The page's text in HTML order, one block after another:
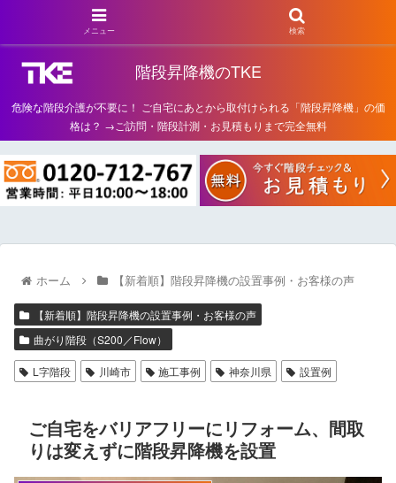
階段昇降機のTKE
危険な階段介護が不要に！ ご自宅にあとから取付けられる「階段昇降機」の価
格は？ →ご訪問・階段計測・お見積もりまで完全無料
ホーム 【新着順】階段昇降機の設置事例・お客様の声
【新着順】階段昇降機の設置事例・お客様の声
曲がり階段（S200／Flow）
L字階段 川崎市 施工事例 神奈川県 設置例
ご自宅をバリアフリーにリフォーム、間取
りは変えずに階段昇降機を設置
メニュー 検索